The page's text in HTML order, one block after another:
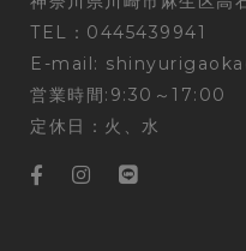
TEL：0445439941
E-mail:
営業時間:9:30～17:00
定休日：火、水